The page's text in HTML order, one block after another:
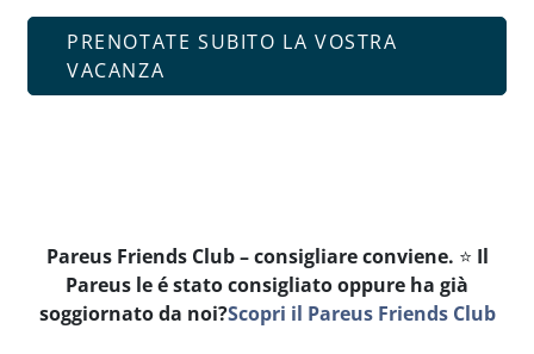
PRENOTATE SUBITO LA VOSTRA
VACANZA
Pareus Friends Club – consigliare conviene. ⭐ Il
Pareus le é stato consigliato oppure ha già
soggiornato da noi?Scopri il Pareus Friends Club